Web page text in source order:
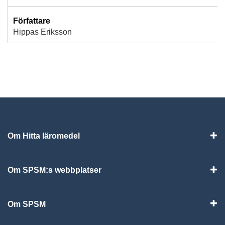
Författare
Hippas Eriksson
Om Hitta läromedel
Om SPSM:s webbplatser
Om SPSM